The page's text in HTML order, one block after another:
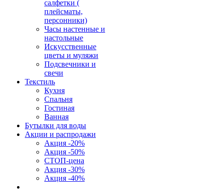
салфетки (
плейсматы,
персонники)
Часы настенные и
настольные
Искусственные
цветы и муляжи
Подсвечники и
свечи
Текстиль
Кухня
Спальня
Гостиная
Ванная
Бутылки для воды
Акции и распродажи
Акция -20%
Акция -50%
СТОП-цена
Акция -30%
Акция -40%